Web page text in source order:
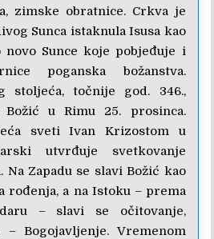
zimske obratnice. Crkva je
Sunca istaknula Isusa kao
novo Sunce koje pobjeđuje i
poganska božanstva.
stoljeća, točnije god. 346.,
u Rimu 25. prosinca.
sveti Ivan Krizostom u
utvrđuje svetkovanje
Na Zapadu se slavi Božić kao
rođenja, a na Istoku – prema
– slavi se očitovanje,
– Bogojavljenje. Vremenom